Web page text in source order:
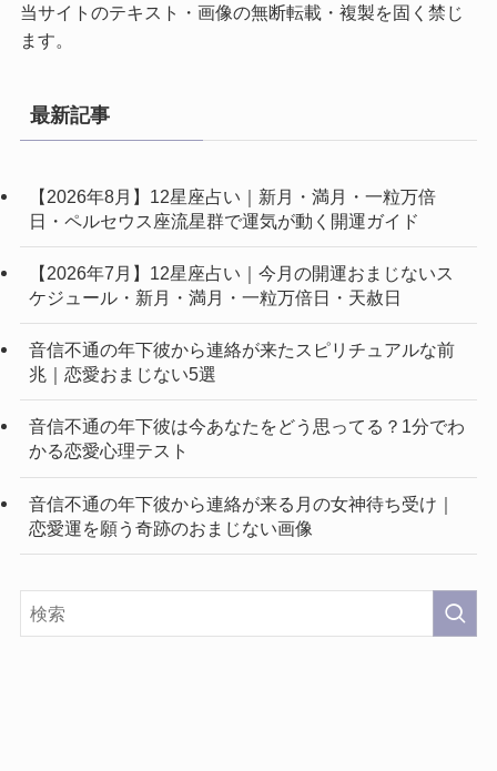
当サイトのテキスト・画像の無断転載・複製を固く禁じ
ます。
最新記事
【2026年8月】12星座占い｜新月・満月・一粒万倍
日・ペルセウス座流星群で運気が動く開運ガイド
【2026年7月】12星座占い｜今月の開運おまじないス
ケジュール・新月・満月・一粒万倍日・天赦日
音信不通の年下彼から連絡が来たスピリチュアルな前
兆｜恋愛おまじない5選
音信不通の年下彼は今あなたをどう思ってる？1分でわ
かる恋愛心理テスト
音信不通の年下彼から連絡が来る月の女神待ち受け｜
恋愛運を願う奇跡のおまじない画像